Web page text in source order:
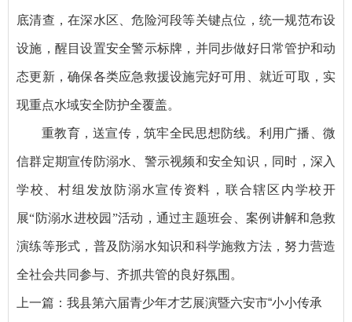
底清查，在深水区、危险河段等关键点位，统一规范布设
设施，醒目设置安全警示标牌，并同步做好日常管护和动
态更新，确保各类应急救援设施完好可用、就近可取，实
现重点水域安全防护全覆盖。
重教育，送宣传，筑牢全民思想防线。利用广播、微
信群定期宣传防溺水、警示视频和安全知识，同时，深入
学校、村组发放防溺水宣传资料，联合辖区内学校开
展“防溺水进校园”活动，通过主题班会、案例讲解和急救
演练等形式，普及防溺水知识和科学施救方法，努力营造
全社会共同参与、齐抓共管的良好氛围。
上一篇： 我县第六届青少年才艺展演暨六安市“小小传承